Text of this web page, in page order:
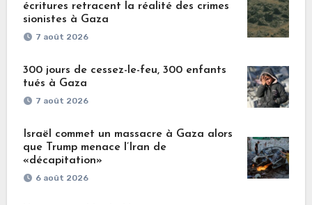
écritures retracent la réalité des crimes
sionistes à Gaza
7 août 2026
300 jours de cessez-le-feu, 300 enfants
tués à Gaza
7 août 2026
Israël commet un massacre à Gaza alors
que Trump menace l’Iran de
«décapitation»
6 août 2026